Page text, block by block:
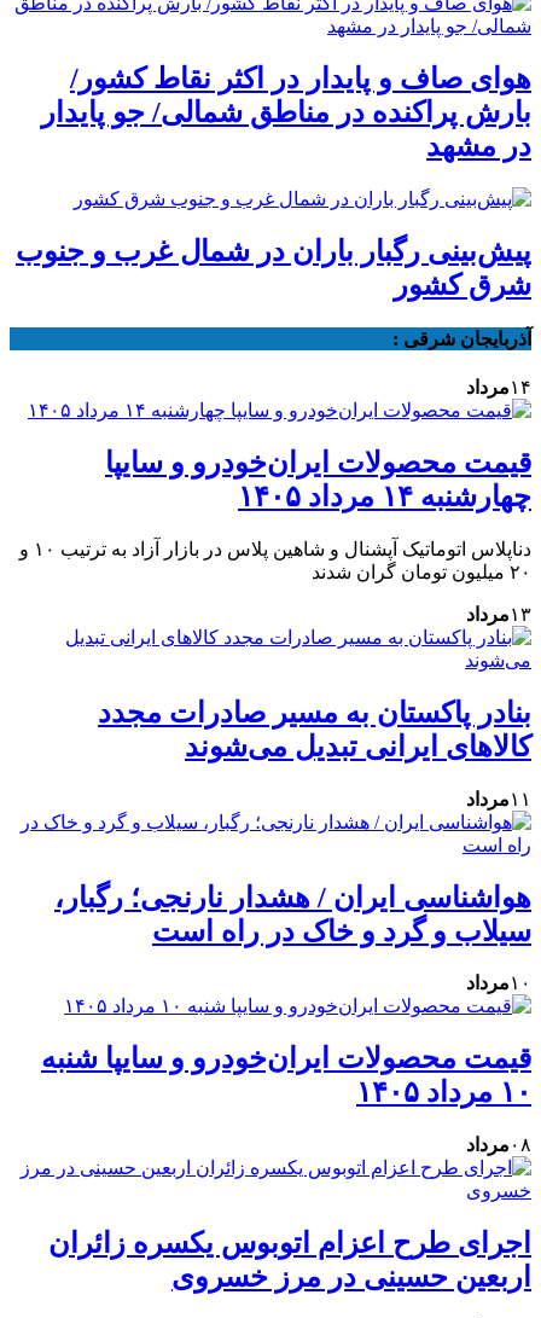
هوای صاف و پایدار در اکثر نقاط کشور/
بارش پراکنده در مناطق شمالی/ جو پایدار
در مشهد
پیش‌بینی رگبار باران در شمال غرب و جنوب
شرق کشور
آذربایجان شرقی :
۱۴مرداد
قیمت محصولات ایران‌خودرو و سایپا
چهارشنبه ۱۴ مرداد ۱۴۰۵
دناپلاس اتوماتیک آپشنال و شاهین پلاس در بازار آزاد به ترتیب ۱۰ و
۲۰ میلیون تومان گران شدند
۱۳مرداد
بنادر پاکستان به مسیر صادرات مجدد
کالاهای ایرانی تبدیل می‌شوند
۱۱مرداد
هواشناسی ایران / هشدار نارنجی؛ رگبار،
سیلاب و گرد و خاک در راه است
۱۰مرداد
قیمت محصولات ایران‌خودرو و سایپا شنبه
۱۰ مرداد ۱۴۰۵
۰۸ مرداد
اجرای طرح اعزام اتوبوس یکسره زائران
اربعین حسینی در مرز خسروی